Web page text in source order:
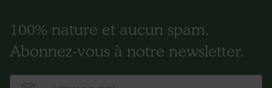
100% nature et aucun spam.
Abonnez-vous à notre newsletter.